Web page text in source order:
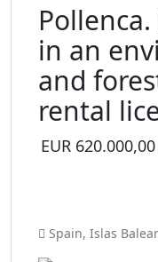
in an
and
rental
EUR 620.000,00
Spain, Islas